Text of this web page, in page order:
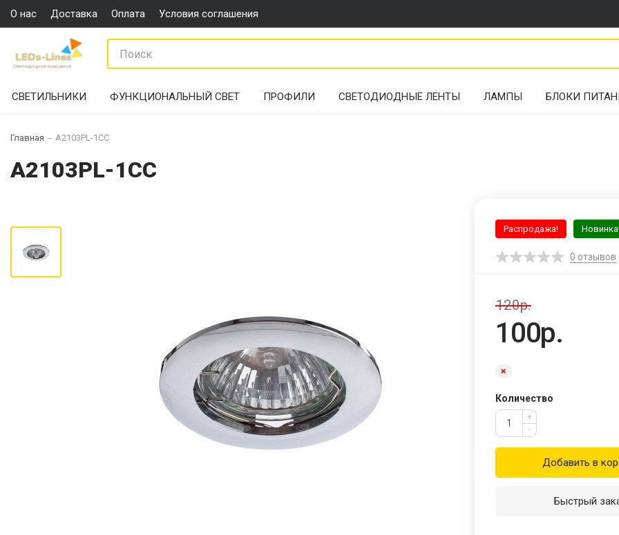
О нас Доставка Оплата Условия соглашения
СВЕТИЛЬНИКИ ФУНКЦИОНАЛЬНЫЙ СВЕТ ПРОФИЛИ СВЕТОДИОДНЫЕ ЛЕНТЫ ЛАМПЫ БЛОКИ
Главная A2103PL-1CC
A2103PL-1CC
Распродажа!
0 отзывов
120р.
100р.
Количество
+
-
Добавить в
Быстрый